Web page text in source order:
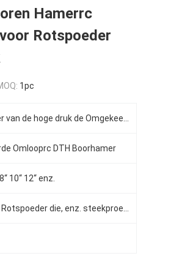
Hamerrc
Rotspoeder
1pc
Omlooprc DTH Boorhamer
10“ 12“ enz.